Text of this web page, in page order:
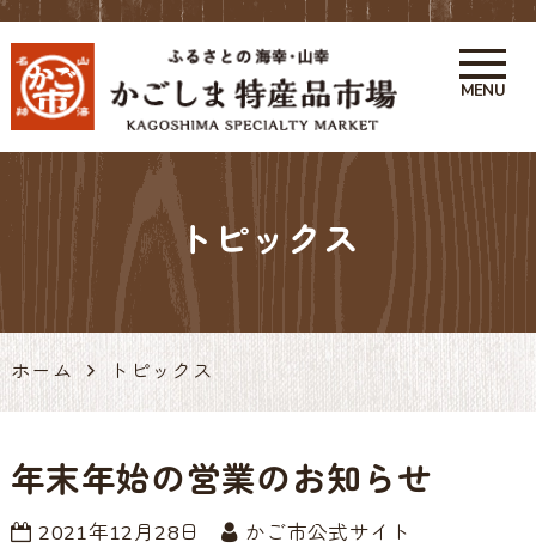
かごしま特産品市場 かご市 鹿
児島の特産品・お土産アンテナ
MENU
トピックス
ホーム トピックス
年末年始の営業のお知らせ
2021年12月28日 かご市公式サイト